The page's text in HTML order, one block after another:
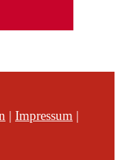
| Impressum |